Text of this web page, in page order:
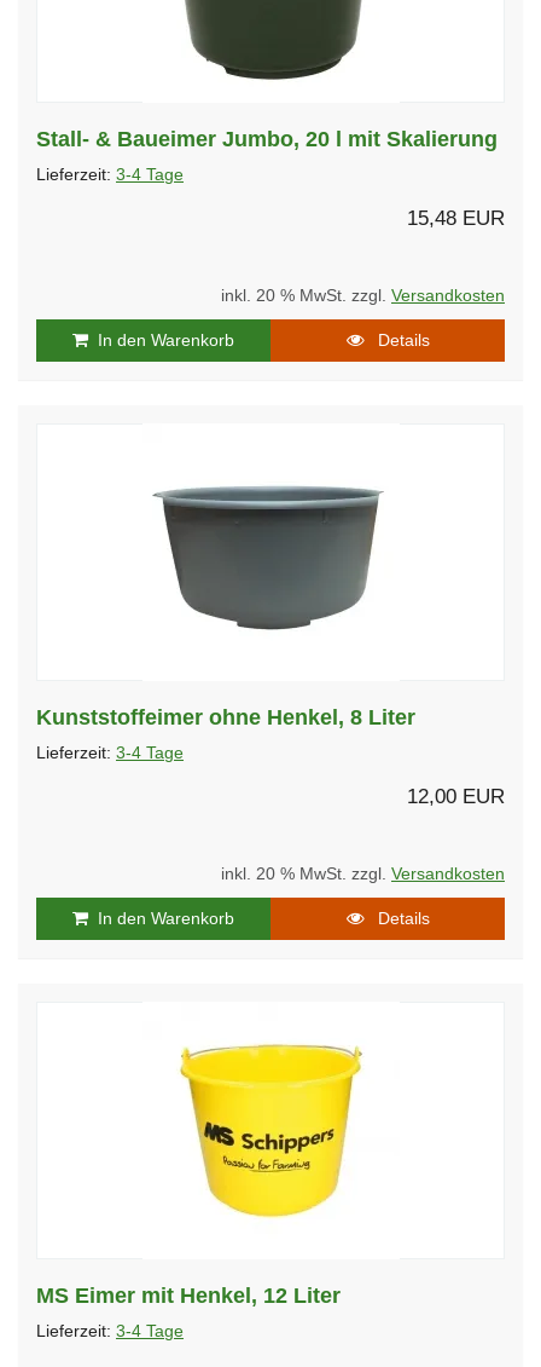
Stall- & Baueimer Jumbo, 20 l mit Skalierung
Lieferzeit: 3-4 Tage
15,48 EUR
inkl. 20 % MwSt. zzgl. Versandkosten
In den Warenkorb Details
Kunststoffeimer ohne Henkel, 8 Liter
Lieferzeit: 3-4 Tage
12,00 EUR
inkl. 20 % MwSt. zzgl. Versandkosten
In den Warenkorb Details
MS Eimer mit Henkel, 12 Liter
Lieferzeit: 3-4 Tage